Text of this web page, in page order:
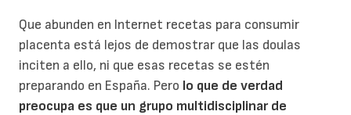
Que abunden en Internet recetas para consumir
placenta está lejos de demostrar que las doulas
inciten a ello, ni que esas recetas se estén
preparando en España. Pero lo que de verdad
preocupa es que un grupo multidisciplinar de